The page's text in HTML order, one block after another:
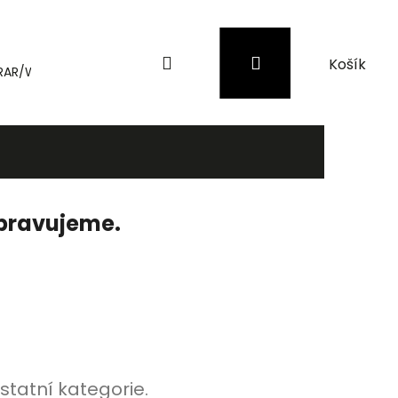
WinRAR Záložní zdroje (UPS) a přepěťové
PřihlášeníNákupní
košík
kategorie.